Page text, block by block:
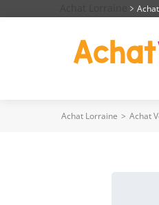
Achat Lorraine > Achat